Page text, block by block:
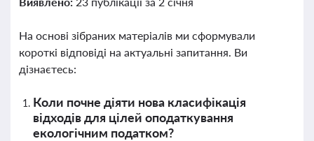
На основі зібраних матеріалів ми сформували
короткі відповіді на актуальні запитання. Ви
дізнаєтесь:
Коли почне діяти нова класифікація
відходів для цілей оподаткування
екологічним податком?